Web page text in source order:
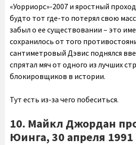
«Уорриорс»-2007 и яростный
будто тот где-то потерял свою
забыл о ее существовании – это
сохранилось от того
сантиметровый Дэвис поднялся
спрятал мяч от одного из лучших
блокировщиков в истории.
Тут есть из-за чего побеситься.
10. Майкл Джордан
Юинга, 30 апреля 1991